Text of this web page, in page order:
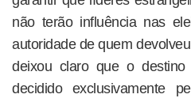
não terão influência nas
autoridade de quem
deixou claro que o
decidido exclusivamente